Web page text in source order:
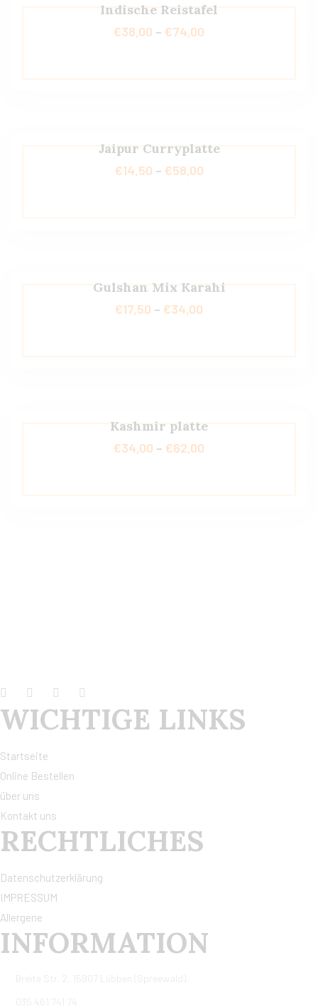
Indische Reistafel
€38,00 – €74,00
Jaipur Curryplatte
€14,50 – €58,00
Gulshan Mix Karahi
€17,50 – €34,00
Kashmir platte
€34,00 – €62,00
WICHTIGE LINKS
Startseite
Online Bestellen
über uns
Kontakt uns
RECHTLICHES
Datenschutzerklärung
IMPRESSUM
Allergene
INFORMATION